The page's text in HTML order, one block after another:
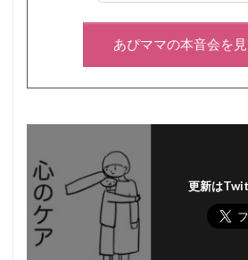
あぴママの本音会を
更新は